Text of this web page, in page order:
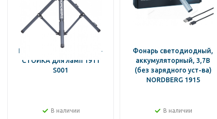
NORDBERG ДЕРЖАТЕЛЬ-
СТОЙКА для ламп 1911
S001
В наличии
Фонарь светодиодный,
аккумуляторный, 3,7В
(без зарядного уст-ва)
NORDBERG 1915
В наличии